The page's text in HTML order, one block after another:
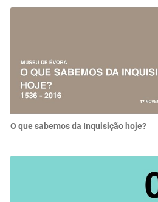
O que sabemos da Inquisição hoje?